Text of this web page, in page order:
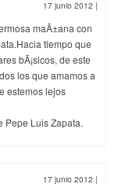
17 junio 2012 |
maÃ±ana con
tiempo que
bÃ¡sicos, de este
los que amamos a
estemos lejos
Pepe Luis Zapata.
17 junio 2012 |